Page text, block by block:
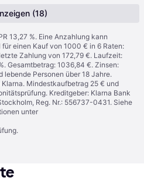
Alle anzeigen (18)
13,27 %. Eine Anzahlung kann
einen Kauf von 1000 € in 6 Raten:
Zahlung von 172,79 €. Laufzeit:
Gesamtbetrag: 1036,84 €. Zinsen:
Personen über 18 Jahre.
Mindestkaufbetrag 25 € und
Kreditgeber: Klarna Bank
Reg. Nr.: 556737-0431. Siehe
unter